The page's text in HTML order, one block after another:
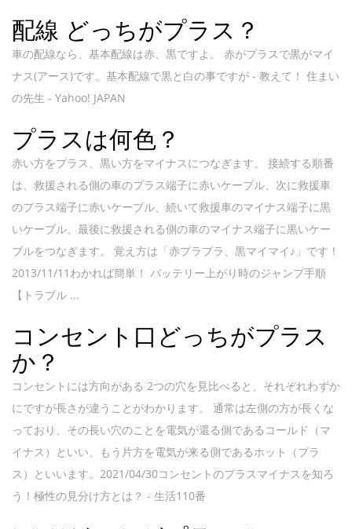
配線 どっちがプラス？
車の配線なら、基本配線は赤、黒ですよ。 赤がプラスで黒がマイ
ナス(アース)です。基本配線で黒と白の事ですが - 教えて！ 住まい
の先生 - Yahoo! JAPAN
プラスは何色？
赤い方をプラス、黒い方をマイナスにつなぎます。 接続する順番
は、救援される側の車のプラス端子に赤いケーブル、次に救援車
のプラス端子に赤いケーブル、続いて救援車のマイナス端子に黒
いケーブル、最後に救援される側の車のマイナス端子に黒いケー
ブルをつなぎます。 覚え方は「赤プラプラ、黒マイマイ♪」です！
2013/11/11わかれば簡単！ バッテリー上がり時のジャンプ手順
【トラブル ...
コンセント口どっちがプラス
か？
コンセントには方向がある 2つの穴を見比べると、それぞれわずか
にですが長さが違うことがわかります。 通常は左側の方が長くな
っており、その長い穴のことを電気が還る側であるコールド（マ
イナス）といい、もう片方を電気が来る側であるホット（プラ
ス）といいます。2021/04/30コンセントのプラスマイナスを知ろ
う！極性の見分け方とは？ - 生活110番